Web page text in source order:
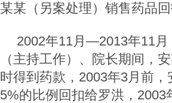
某某（另案处理）销售药品
2002年11月—2013年11
（主持工作）、院长期间，
时得到药款，2003年3月前
5%的比例回扣给罗洪，